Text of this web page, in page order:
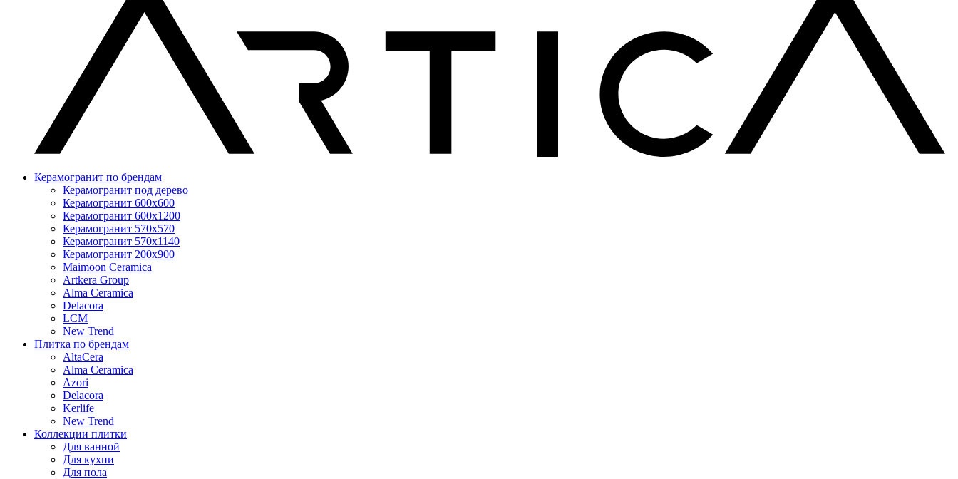
Керамогранит по брендам
Керамогранит под дерево
Керамогранит 600x600
Керамогранит 600x1200
Керамогранит 570x570
Керамогранит 570x1140
Керамогранит 200x900
Maimoon Ceramica
Artkera Group
Alma Ceramica
Delacora
LCM
New Trend
Плитка по брендам
AltaCera
Аlma Ceramica
Azori
Delacora
Kerlife
New Trend
Коллекции плитки
Для ванной
Для кухни
Для пола